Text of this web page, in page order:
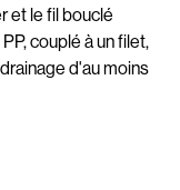
et le fil bouclé
couplé à un filet,
d'au moins